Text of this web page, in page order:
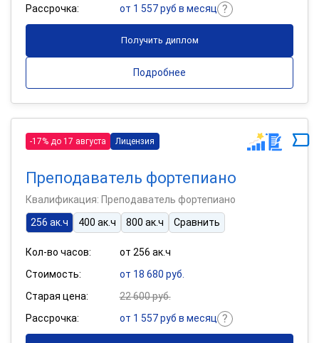
Рассрочка:
от 1 557 руб в месяц
Получить диплом
Подробнее
-17% до 17 августа Лицензия
Преподаватель фортепиано
Квалификация: Преподаватель фортепиано
256 ак.ч
400 ак.ч 800 ак.ч Сравнить
Кол-во часов:
от 256 ак.ч
Стоимость:
от 18 680 руб.
Старая цена:
22 600 руб.
Рассрочка:
от 1 557 руб в месяц